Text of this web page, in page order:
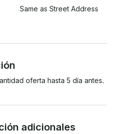
Same as Street Address
oferta hasta 5 día antes.
adicionales